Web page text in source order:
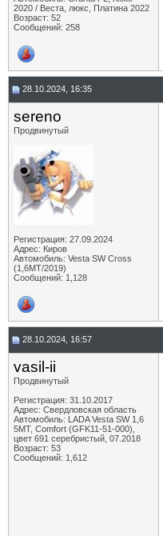
2020 / Веста, люкс, Платина 2022
Возраст: 52
Сообщений: 258
28.10.2024, 16:35
sereno
Продвинутый
Регистрация: 27.09.2024
Адрес: Киров
Автомобиль: Vesta SW Cross
(1,6МТ/2019)
Сообщений: 1,128
28.10.2024, 16:57
vasil-ii
Продвинутый
Регистрация: 31.10.2017
Адрес: Свердловская область
Автомобиль: LADA Vesta SW 1,6
5МТ, Comfort (GFK11-51-000),
цвет 691 серебристый, 07.2018
Возраст: 53
Сообщений: 1,612